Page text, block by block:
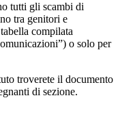
tutti gli scambi di
tra genitori e
tabella compilata
o solo per
troverete il documento
di sezione.